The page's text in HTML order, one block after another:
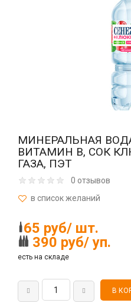
МИНЕРАЛЬНАЯ
ВИТАМИН B, СОК
ГАЗА, ПЭТ
0 отзывов
65 руб/ шт.
390 руб/ уп.
есть на складе